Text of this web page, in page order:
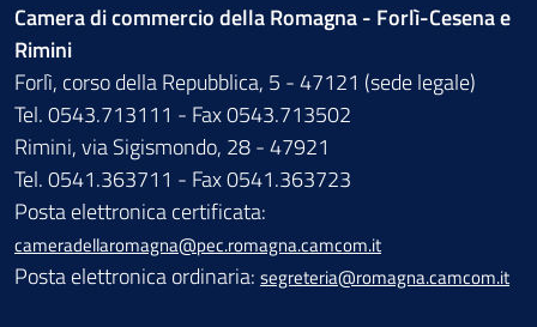
Camera di commercio della Romagna - Forlì-Cesena e
Rimini
Forlì, corso della Repubblica, 5 - 47121 (sede legale)
Tel. 0543.713111 - Fax 0543.713502
Rimini, via Sigismondo, 28 - 47921
Tel. 0541.363711 - Fax 0541.363723
Posta elettronica certificata:
cameradellaromagna@pec.romagna.camcom.it
Posta elettronica ordinaria: segreteria@romagna.camcom.it